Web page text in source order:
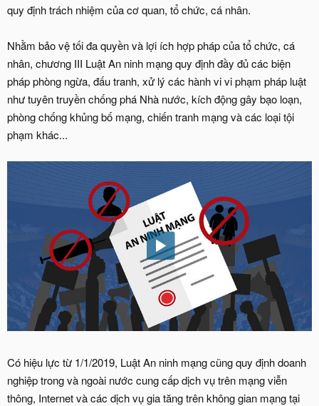
quy định trách nhiệm của cơ quan, tổ chức, cá nhân.
Nhằm bảo vệ tối đa quyền và lợi ích hợp pháp của tổ chức, cá
nhân, chương III Luật An ninh mạng quy định đầy đủ các biện
pháp phòng ngừa, đấu tranh, xử lý các hành vi vi phạm pháp luật
như tuyên truyền chống phá Nhà nước, kích động gây bạo loạn,
phòng chống khủng bố mạng, chiến tranh mạng và các loại tội
phạm khác...
Có hiệu lực từ 1/1/2019, Luật An ninh mạng cũng quy định doanh
nghiệp trong và ngoài nước cung cấp dịch vụ trên mạng viễn
thông, Internet và các dịch vụ gia tăng trên không gian mạng tại